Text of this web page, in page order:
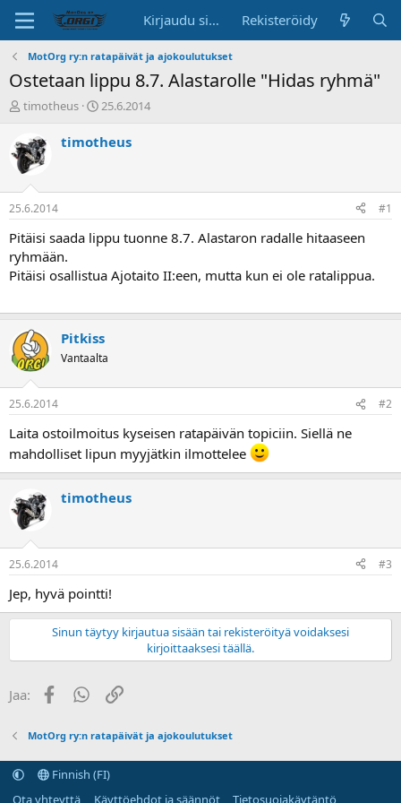
Kirjaudu sisään Rekisteröidy
MotOrg ry:n ratapäivät ja ajokoulutukset
Ostetaan lippu 8.7. Alastarolle "Hidas ryhmä"
K
k
u
s
t
e
l
u
n
a
o
i
t
t
a
a
timotheus
A
o
p
ä
ä
25.6.2014
timotheus
25.6.2014 #1
Pitäisi saada lippu tuonne 8.7. Alastaron radalle hitaaseen
ryhmään.
Pitäisi osallistua Ajotaito II:een, mutta kun ei ole ratalippua.
Pitkiss
Vantaalta
25.6.2014 #2
Laita ostoilmoitus kyseisen ratapäivän topiciin. Siellä ne
mahdolliset lipun myyjätkin ilmottelee
timotheus
25.6.2014 #3
Jep, hyvä pointti!
Sinun täytyy kirjautua sisään tai rekisteröityä voidaksesi
kirjoittaaksesi täällä.
Jaa: FacebookWhatsApp
Linkki
MotOrg ry:n ratapäivät ja ajokoulutukset
Finnish (FI)
Ota yhteyttä
Käyttöehdot ja säännöt Tietosuojakäytäntö